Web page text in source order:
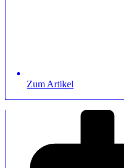
Zum Artikel